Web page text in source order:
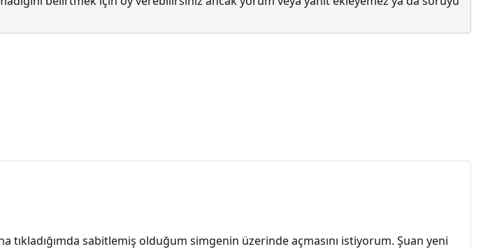
sabitlemiş olduğum simgenin üzerinde açmasını istiyorum. Şuan yeni